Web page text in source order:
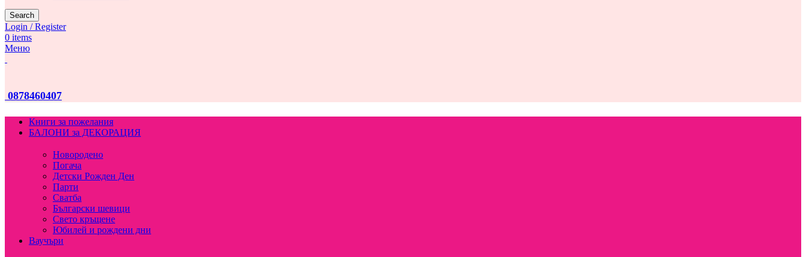
Search
Login / Register
0 items
Меню
0878460407
Книги за пожелания
БАЛОНИ за ДЕКОРАЦИЯ
Новородено
Погача
Детски Рожден Ден
Парти
Сватба
Български шевици
Свето кръщене
Юбилей и рождени дни
Ваучъри